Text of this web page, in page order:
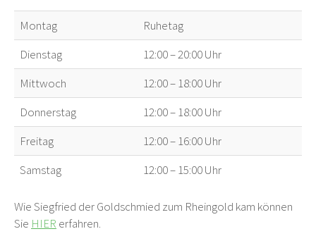
Montag
Ruhetag
Dienstag
12:00 – 20:00 Uhr
Mittwoch
12:00 – 18:00 Uhr
Donnerstag
12:00 – 18:00 Uhr
Freitag
12:00 – 16:00 Uhr
Samstag
12:00 – 15:00 Uhr
Wie Siegfried der Goldschmied zum Rheingold kam können
Sie HIER erfahren.